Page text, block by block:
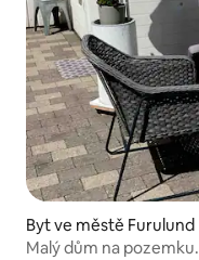
Byt ve městě Furulund
Malý dům na pozemku.